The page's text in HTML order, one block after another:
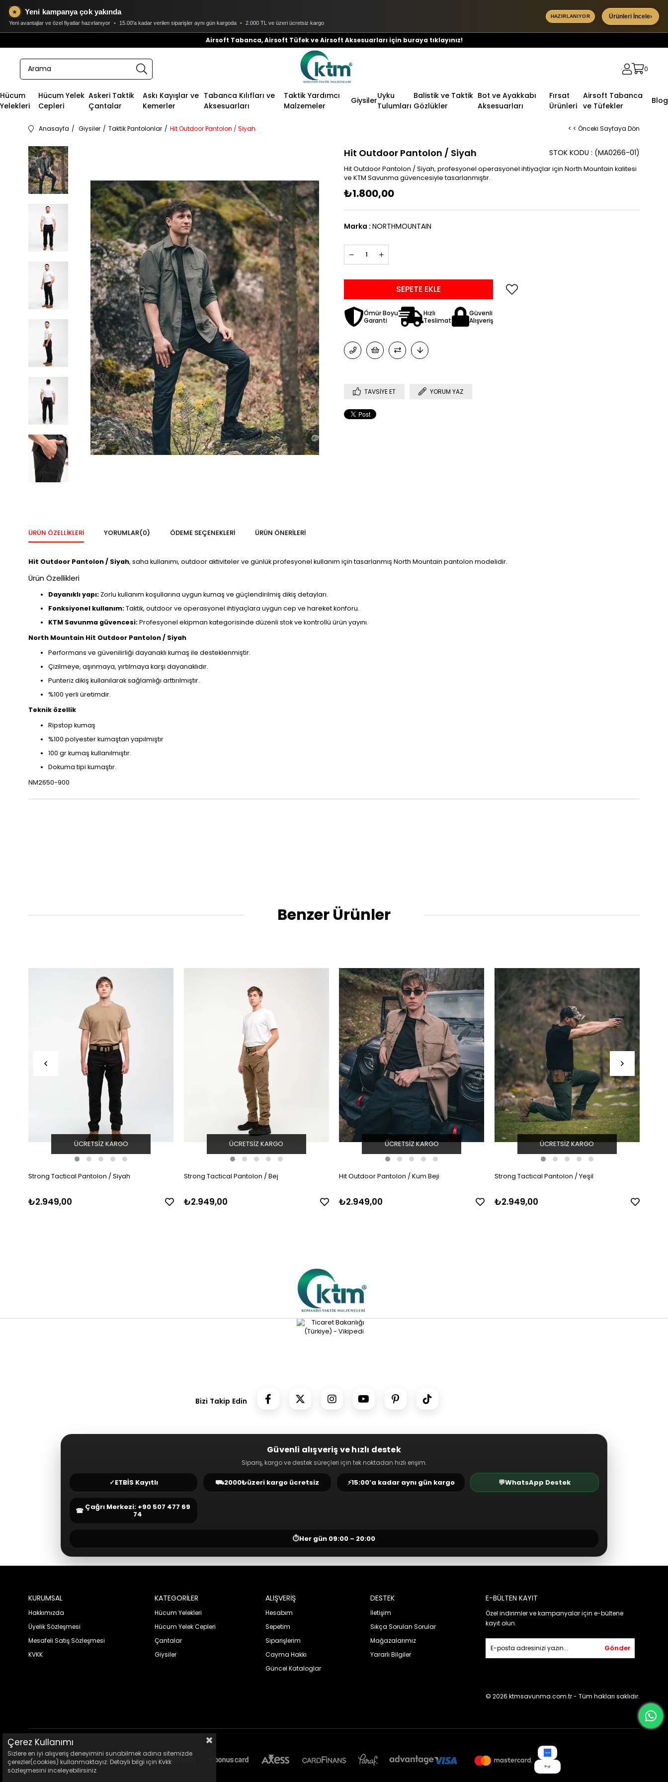
★ Yeni kampanya çok yakında
Yeni avantajlar ve özel fiyatlar hazırlanıyor • 15.00'a kadar verilen siparişler aynı gün kargoda • 2.000 TL ve üzeri ücretsiz kargo
HAZIRLANIYOR Ürünleri İncele›
Airsoft Tabanca, Airsoft Tüfek ve Airsoft Aksesuarları için buraya tıklayınız!
0
Hücum
Yelekleri
Hücum Yelek
Cepleri
Askeri Taktik
Çantalar
Askı Kayışlar ve
Kemerler
Tabanca Kılıfları ve
Aksesuarları
Taktik Yardımcı
Malzemeler
Giysiler
Uyku
Tulumları
Balistik ve Taktik
Gözlükler
Bot ve Ayakkabı
Aksesuarları
Fırsat
Ürünleri
Airsoft Tabanca
ve Tüfekler
Blog
Anasayfa Giysiler Taktik Pantolonlar Hit Outdoor Pantolon / Siyah < < Önceki Sayfaya Dön
Hit Outdoor Pantolon / Siyah (MA0266-01)
STOK KODU
Hit Outdoor Pantolon / Siyah, profesyonel operasyonel ihtiyaçlar için North Mountain kalitesi
ve KTM Savunma güvencesiyle tasarlanmıştır.
₺1.800,00
Marka : NORTHMOUNTAIN
Ömür Boyu
Garanti
Hızlı
Teslimat
Güvenli
Alışveriş
TAVSIYE ET YORUM YAZ
ÜRÜN ÖZELLIKLERI YORUMLAR(0) ÖDEME SEÇENEKLERI ÜRÜN ÖNERILERI
Hit Outdoor Pantolon / Siyah, saha kullanımı, outdoor aktiviteler ve günlük profesyonel kullanım için tasarlanmış North Mountain pantolon modelidir.
Ürün Özellikleri
Dayanıklı yapı: Zorlu kullanım koşullarına uygun kumaş ve güçlendirilmiş dikiş detayları.
Fonksiyonel kullanım:Taktik, outdoor ve operasyonel ihtiyaçlara uygun cep ve hareket konforu.
KTM Savunma güvencesi:Profesyonel ekipman kategorisinde düzenli stok ve kontrollü ürün yayını.
North Mountain Hit Outdoor Pantolon / Siyah
Performans ve güvenilirliği dayanaklı kumaş ile desteklenmiştir.
Çizilmeye, aşınmaya, yırtılmaya karşı dayanaklıdır.
Punteriz dikiş kullanılarak sağlamlığı arttırılmıştır.
%100 yerli üretimdir.
Teknik özellik
Ripstop kumaş
%100 polyester kumaştan yapılmıştır
100 gr kumaş kullanılmıştır.
Dokuma tipi kumaştır.
NM2650-900
Benzer Ürünler
Strong Tactical Pantolon / Siyah
₺2.949,00
ÜCRETSIZ KARGO
Strong Tactical Pantolon / Bej
₺2.949,00
ÜCRETSIZ KARGO
Hit Outdoor Pantolon / Kum Beji
₺2.949,00
ÜCRETSIZ KARGO
Strong Tactical Pantolon / Yeşil
₺2.949,00
ÜCRETSIZ KARGO
Bizi Takip Edin
Güvenli alışveriş ve hızlı destek
Sipariş, kargo ve destek süreçleri için tek noktadan hızlı erişim.
✓ETBİS Kayıtlı ⛟2000₺üzeri kargo ücretsiz ⚡15:00’a kadar aynı gün kargo 💬WhatsApp Destek
☎ Çağrı Merkezi: +90 507 477 69
74
⏱Her gün 09:00 – 20:00
KURUMSAL
Hakkımızda
Üyelik Sözleşmesi
Mesafeli Satış Sözleşmesi
KVKK
KATEGORİLER
Hücum Yelekleri
Hücum Yelek Cepleri
Çantalar
Giysiler
ALIŞVERİŞ
Hesabım
Sepetim
Siparişlerim
Cayma Hakkı
Güncel Kataloglar
DESTEK
İletişim
Sıkça Sorulan Sorular
Mağazalarımız
Yararlı Bilgiler
E-BÜLTEN KAYIT
Özel indirimler ve kampanyalar için e-bültene
kayıt olun.
Gönder
© 2026 ktmsavunma.com.tr - Tüm hakları saklıdır.
Çerez Kullanımı
Sizlere en iyi alışveriş deneyimini sunabilmek adına sitemizde
çerezler(cookies) kullanmaktayız. Detaylı bilgi için Kvkk
sözleşmesini inceleyebilirsiniz.